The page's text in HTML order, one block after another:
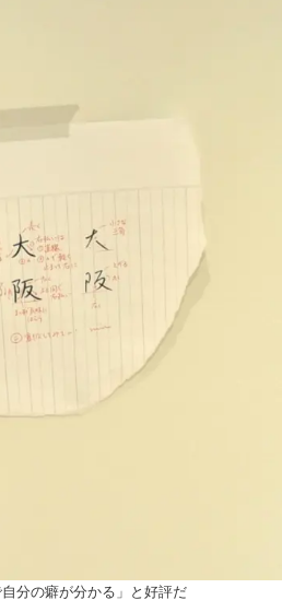
分の癖が分かる」と好評だ